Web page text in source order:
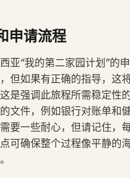
申请流程
亚“我的第二家园计划”的
但如果有正确的指导，这
是强调此旅程所需稳定性
文件，例如银行对账单和
要一些耐心，但请记住，
可确保整个过程像平静的